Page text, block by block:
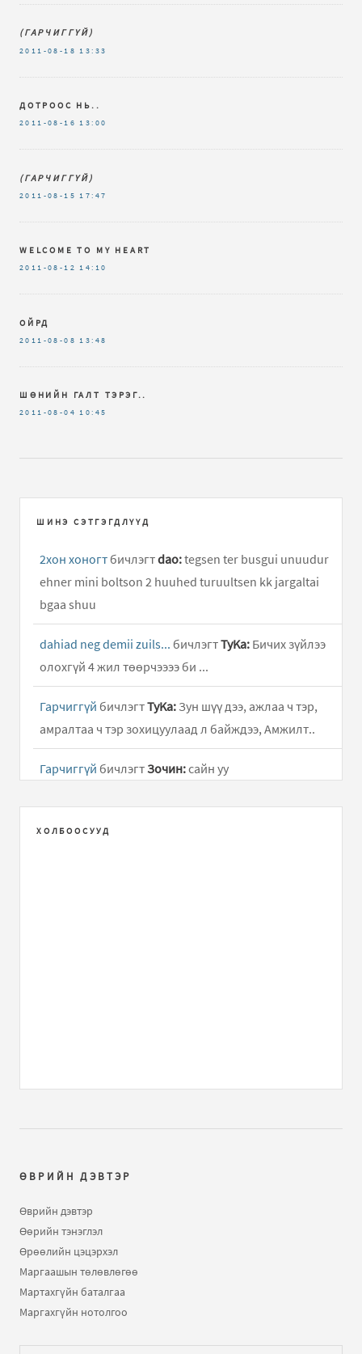
(ГАРЧИГГҮЙ)
2011-08-18 13:33
ДОТРООС НЬ..
2011-08-16 13:00
(ГАРЧИГГҮЙ)
2011-08-15 17:47
WELCOME TO MY HEART
2011-08-12 14:10
ОЙРД
2011-08-08 13:48
ШӨНИЙН ГАЛТ ТЭРЭГ..
2011-08-04 10:45
ШИНЭ СЭТГЭГДЛҮҮД
2хон хоногт бичлэгтdao:tegsen ter busgui unuudur
ehner mini boltson 2 huuhed turuultsen kk jargaltai
bgaa shuu
dahiad neg demii zuils... бичлэгтТуKа: Бичих зүйлээ
олохгүй 4 жил төөрчээээ би ...
Гарчиггүй бичлэгтТуKа: Зун шүү дээ, ажлаа ч тэр,
амралтаа ч тэр зохицуулаад л байждээ, Амжилт..
Гарчиггүй бичлэгтЗочин:сайн уу
Гарчиггүйбичлэгтxvv:Амьдрал аа гэж...
zugeer l..бичлэгт
гарч чадахгүй бол орчин үед холын хол хэмээх
ойлголт нь утгагүй болж..
ХОЛБООСУУД
ӨВРИЙН ДЭВТЭР
Өврийн дэвтэр
Өөрийн тэнэглэл
Өрөөлийн цэцэрхэл
Маргаашын төлөвлөгөө
Мартахгүйн баталгаа
Маргахгүйн нотолгоо